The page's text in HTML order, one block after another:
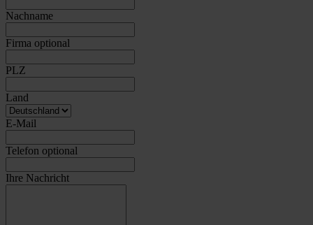
Nachname
Firma optional
PLZ
Land
E-Mail
Telefon optional
Ihre Nachricht